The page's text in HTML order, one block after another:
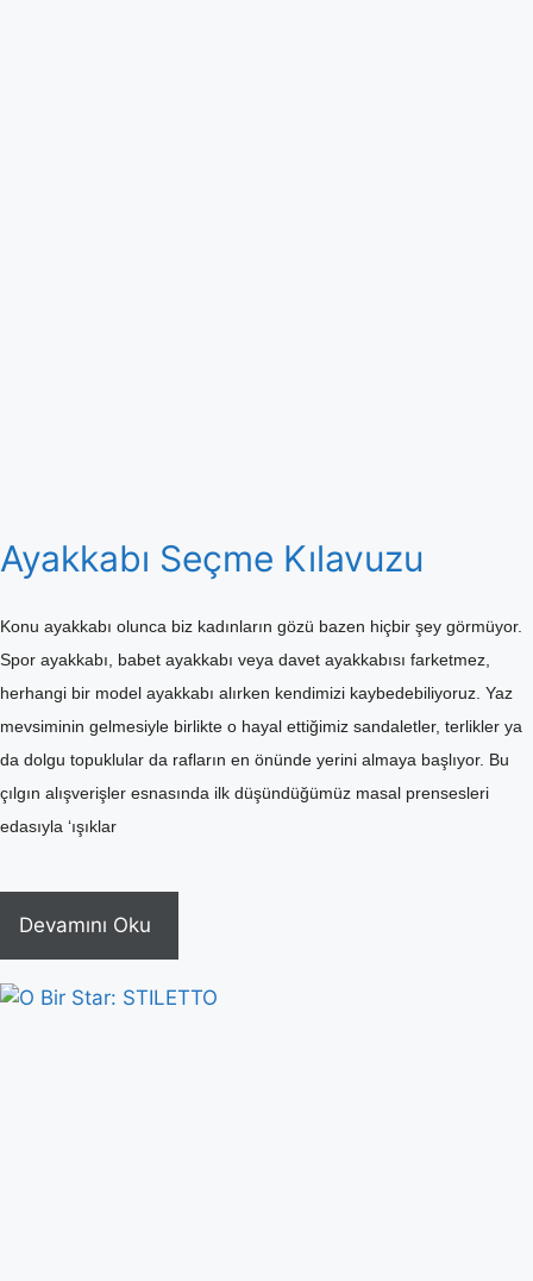
Ayakkabı Seçme Kılavuzu
Konu ayakkabı olunca biz kadınların gözü bazen hiçbir şey görmüyor.
Spor ayakkabı, babet ayakkabı veya davet ayakkabısı farketmez,
herhangi bir model ayakkabı alırken kendimizi kaybedebiliyoruz. Yaz
mevsiminin gelmesiyle birlikte o hayal ettiğimiz sandaletler, terlikler ya
da dolgu topuklular da rafların en önünde yerini almaya başlıyor. Bu
çılgın alışverişler esnasında ilk düşündüğümüz masal prensesleri
edasıyla ‘ışıklar
Devamını Oku